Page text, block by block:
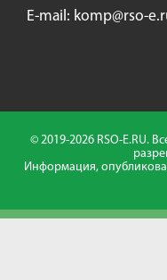
E-mail: komp@rso-
© 2019-2026 RSO-E.RU.
Информация,